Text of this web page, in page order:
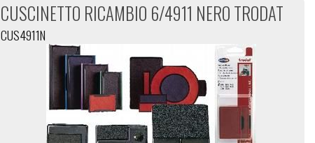
CUSCINETTO RICAMBIO 6/4911 NERO TRODAT
CUS4911N